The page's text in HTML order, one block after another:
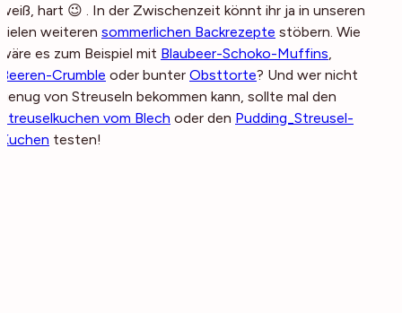
weiß, hart 😉 . In der Zwischenzeit könnt ihr ja in unseren
vielen weiteren sommerlichen Backrezepte stöbern. Wie
wäre es zum Beispiel mit Blaubeer-Schoko-Muffins
Beeren-Crumble oder bunter Obsttorte? Und wer nicht
genug von Streuseln bekommen kann, sollte mal den
Streuselkuchen vom Blech oder den Pudding_Streusel-
Kuchen testen!